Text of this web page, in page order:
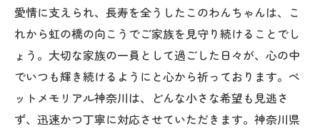
愛情に支えられ、長寿を全うしたこのわんちゃんは、こ
れから虹の橋の向こうでご家族を見守り続けることでし
ょう。大切な家族の一員として過ごした日々が、心の中
でいつも輝き続けるようにと心から祈っております。ペ
ットメモリアル神奈川は、どんな小さな希望も見逃さ
ず、迅速かつ丁寧に対応させていただきます。神奈川県